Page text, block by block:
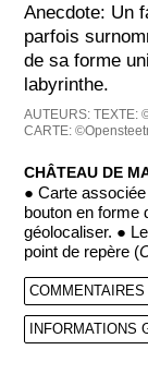
Anecdote: Un
parfois
de sa forme
labyrinthe.
AUTEURS:TEXTE:
CARTE:
CHÂTEAU DE
● Carte
bouton en forme
géolocaliser. ●
point de repère (
COMMENTAIRES
INFORMATIONS